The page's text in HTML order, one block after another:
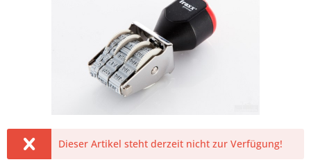
Dieser Artikel steht derzeit nicht zur Verfügung!